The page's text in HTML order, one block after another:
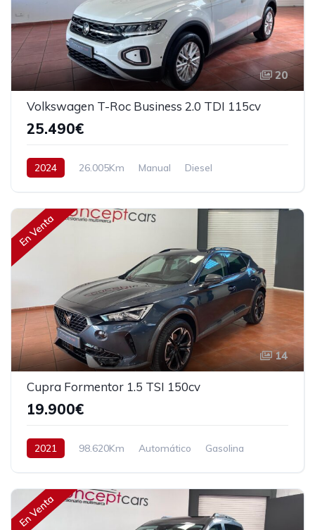
20
Volkswagen T-Roc Business 2.0 TDI 115cv
25.490€
2024 26.005Km Manual
Diesel
En Venta
14
Cupra Formentor 1.5 TSI 150cv
19.900€
2021 98.620Km Automático
Gasolina
En Venta